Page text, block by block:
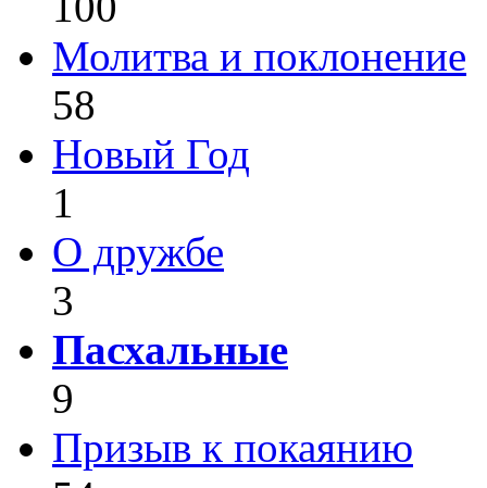
Молитва и поклонение
58
Новый Год
1
О дружбе
3
Пасхальные
9
Призыв к покаянию